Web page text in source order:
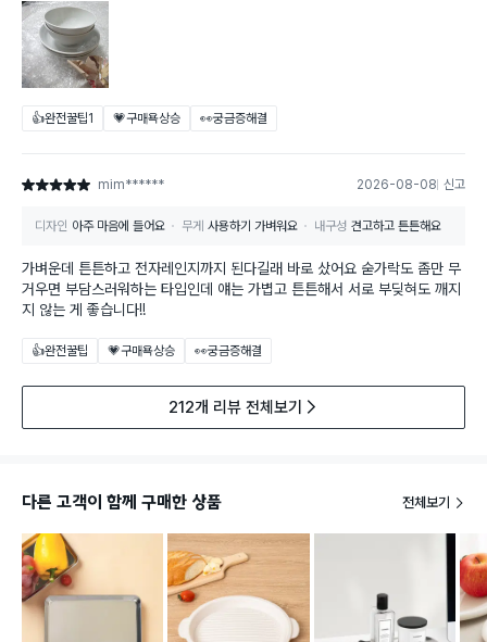
👍완전꿀팁1 💗구매욕상승 👀궁금증해결
별점 5점 mim****** 2026-08-08 신고
디자인 아주 마음에 들어요 무게 사용하기 가벼워요 내구성 견고하고 튼튼해요
가벼운데 튼튼하고 전자레인지까지 된다길래 바로 샀어요 숟가락도 좀만 무
거우면 부담스러워하는 타입인데 얘는 가볍고 튼튼해서 서로 부딪혀도 깨지
지 않는 게 좋습니다!!
👍완전꿀팁 💗구매욕상승 👀궁금증해결
212개 리뷰 전체보기
다른 고객이 함께 구매한 상품 전체보기